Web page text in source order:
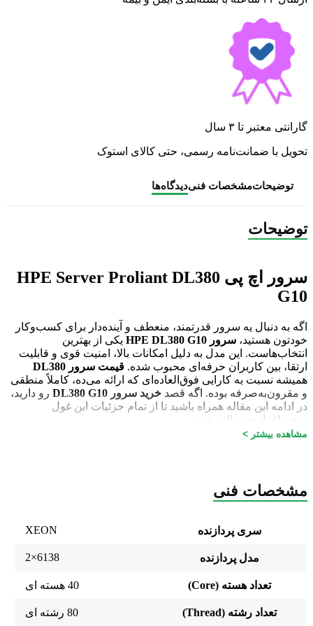
گارانتی معتبر تا ۳ سال
تحویل با ضمانت‌نامه رسمی، حتی کالای استوک
توضیحاتمشخصات فنیدیدگاه‌ها
توضیحات
سرور اچ پی HPE Server Proliant DL380
G10
اگه به دنبال یه سرور قدرتمند، منعطف و آینده‌دار برای کسب‌وکار
خودتون هستید، سرور HPE DL380 G10
یکی از بهترین
انتخاب‌هاست. این مدل به دلیل امکانات بالا، امنیت قوی و قابلیت
ارتقا، بین کاربران حرفه‌ای محبوب شده. قیمت سرور DL380
همیشه نسبت به کارایی فوق‌العاده‌ای که ارائه می‌ده، کاملاً منطقی
و مقرون‌به‌صرفه بوده. اگه قصد خرید سرور DL380 G10
رو دارید،
در ادامه این مقاله همراه باشید تا از تمام جزئیات این غول
سخت‌افزاری مطلع بشید.
سرورهای رک‌مونت دو یونیتی
ارتقای بی‌نظیرش، برای انواع سازمان‌ها و شرکت‌های بزرگ، یه
مهندسی‌شده، امکان استفاده در محیط‌های دیتاسنتر و
کسب‌وکارهای مختلف رو داره.
کیس مقاوم و طراحی بهینه‌شده:
بدنه‌ی مستحکم این سرور
باعث شده در برابر شرایط سخت کاری، کمترین میزان خرابی رو
داشته باشه.
مدیریت کابل‌کشی حرفه‌ای:
باعث کاهش دما و افزایش طول
مشاهده بیشتر >
مشخصات فنی
سری پردازنده XEON
مدل پردازنده 6138×2
تعداد هسته (Core) 40 هسته ای
تعداد رشته (Thread) 80 رشته ای